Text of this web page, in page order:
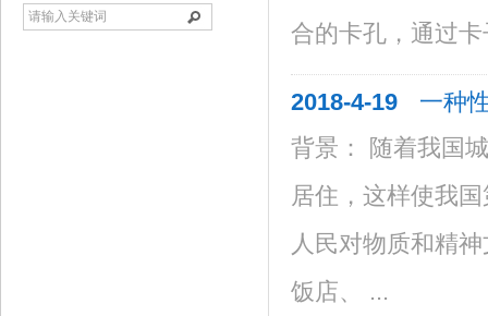
合的卡孔，通过
2018-4-19
一种
背景： 随着我国
居住，这样使我
人民对物质和精
饭店、 ...